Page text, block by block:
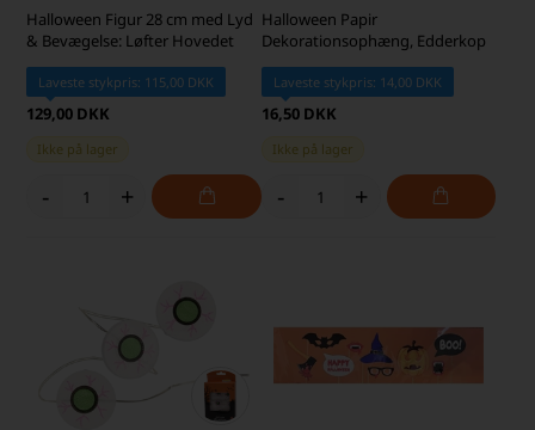
Halloween Figur 28 cm med Lyd
& Bevægelse: Løfter Hovedet
Laveste stykpris: 115,00 DKK
129,00 DKK
Ikke på lager
- +
Halloween Papir
Dekorationsophæng, Edderkop
Laveste stykpris: 14,00 DKK
16,50 DKK
Ikke på lager
- +